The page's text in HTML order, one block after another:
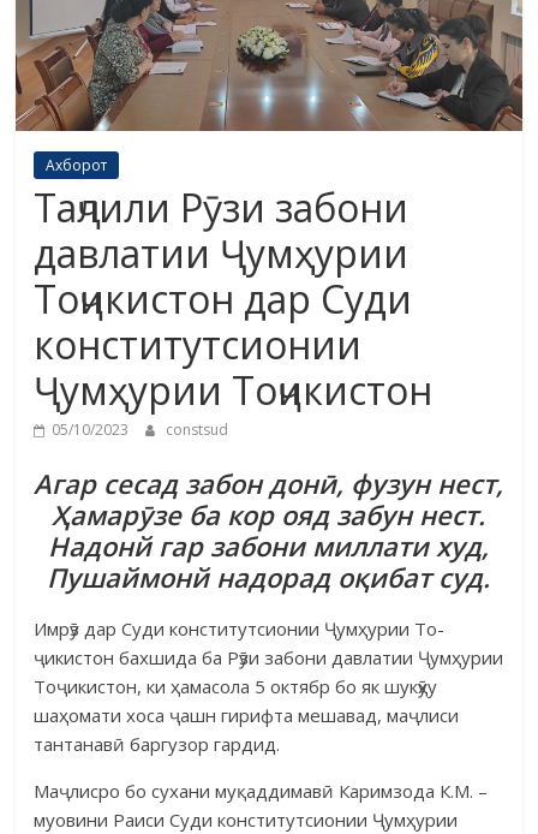
Ахборот
Таҷлили Рӯзи забони
давлатии Ҷумҳурии
Тоҷикистон дар Суди
конститутсионии
Ҷумҳурии Тоҷикистон
05/10/2023 constsud
Агар сесад забон донӣ, фузун нест,
Ҳамарӯзе ба кор ояд забун нест.
Надонй гар забони миллати худ,
Пушаймонй надорад оқибат суд.
Имрӯз дар Суди конститутсионии Ҷумҳурии То­
ҷикистон бах­шида ба Рӯзи забони давлатии Ҷумҳурии
Тоҷикистон, ки ҳамасола 5 октябр бо як шукӯҳу
шаҳомати хоса ҷашн гирифта мешавад, маҷлиси
тантанавӣ бар­гузор гардид.
Маҷлисро бо сухани муқаддимавӣ Каримзода К.М. –
муовини Раиси Суди конститутсионии Ҷумҳурии